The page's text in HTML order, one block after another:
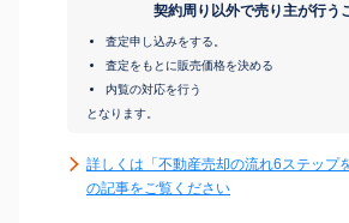
契約周り以外で売り主が行う
査定申し込みをする。
査定をもとに販売価格を決める
内覧の対応を行う
となります。
詳しくは「不動産売却の流れ6ステップ
の記事をご覧ください